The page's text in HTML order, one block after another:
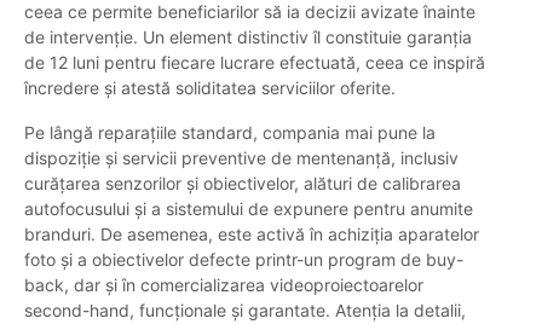
ceea ce permite beneficiarilor să ia decizii avizate înainte
de intervenție. Un element distinctiv îl constituie garanția
de 12 luni pentru fiecare lucrare efectuată, ceea ce inspiră
încredere și atestă soliditatea serviciilor oferite.
Pe lângă reparațiile standard, compania mai pune la
dispoziție și servicii preventive de mentenanță, inclusiv
curățarea senzorilor și obiectivelor, alături de calibrarea
autofocusului și a sistemului de expunere pentru anumite
branduri. De asemenea, este activă în achiziția aparatelor
foto și a obiectivelor defecte printr-un program de buy-
back, dar și în comercializarea videoproiectoarelor
second-hand, funcționale și garantate. Atenția la detalii,